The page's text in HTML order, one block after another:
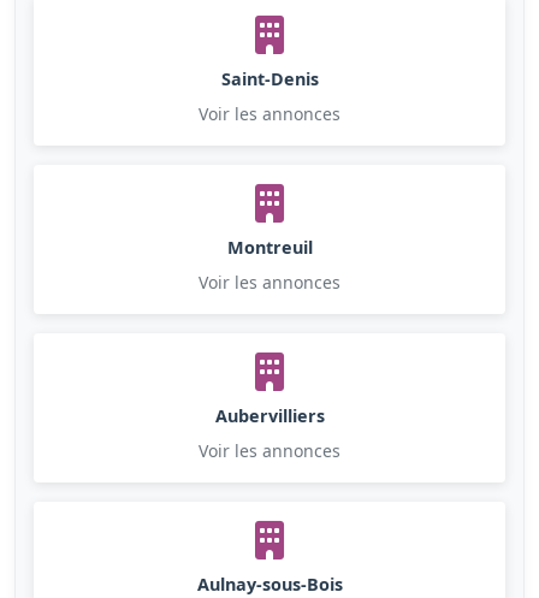
Saint-Denis
Voir les annonces
Montreuil
Voir les annonces
Aubervilliers
Voir les annonces
Aulnay-sous-Bois